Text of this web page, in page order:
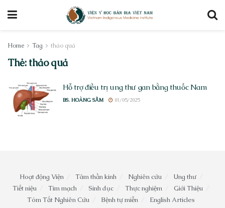
Home Tag thảo quả
Thẻ:thảo quả
Hỗ trợ điều trị ung thư gan bằng thuốc Nam
BS. HOÀNG SẦM 01/05/2025
Hoạt động Viện Tâm thần kinh Nghiên cứu
Ung thư
Tiết niệu
Tim mạch Sinh dục Thực nghiệm
Giới Thiệu
Tóm Tắt Nghiên Cứu
Bệnh tự miễn English Articles